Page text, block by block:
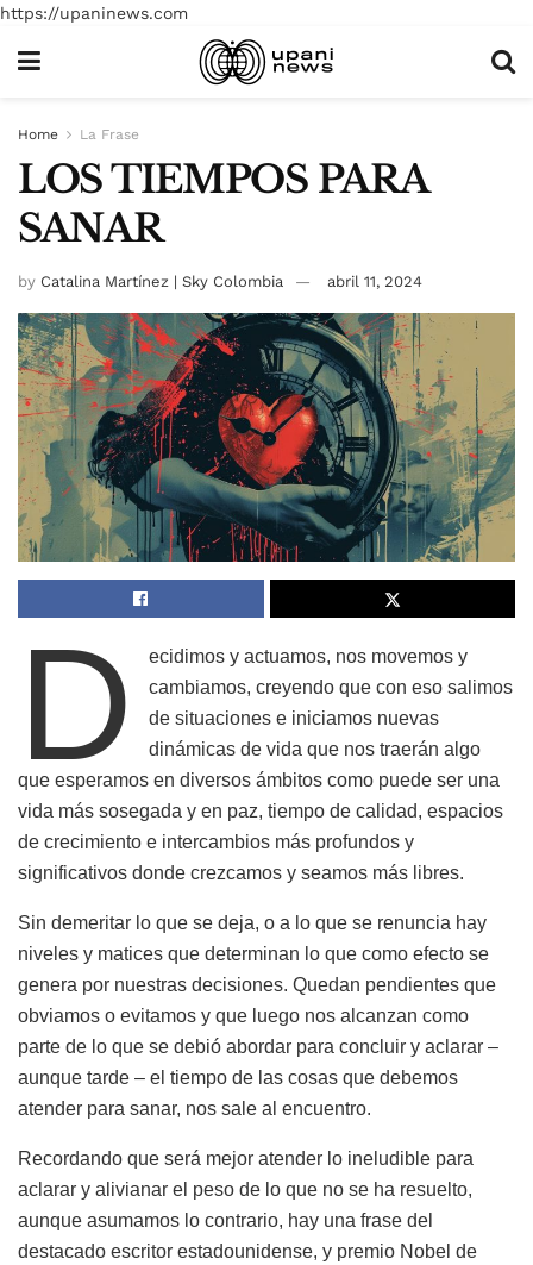
https://upaninews.com
Home La Frase
LOS TIEMPOS PARA
SANAR
by Catalina Martínez | Sky Colombia abril 11, 2024
D
ecidimos y actuamos, nos movemos y
cambiamos, creyendo que con eso salimos
de situaciones e iniciamos nuevas
dinámicas de vida que nos traerán algo
que esperamos en diversos ámbitos como puede ser una
vida más sosegada y en paz, tiempo de calidad, espacios
de crecimiento e intercambios más profundos y
significativos donde crezcamos y seamos más libres.
Sin demeritar lo que se deja, o a lo que se renuncia hay
niveles y matices que determinan lo que como efecto se
genera por nuestras decisiones. Quedan pendientes que
obviamos o evitamos y que luego nos alcanzan como
parte de lo que se debió abordar para concluir y aclarar –
aunque tarde – el tiempo de las cosas que debemos
atender para sanar, nos sale al encuentro.
Recordando que será mejor atender lo ineludible para
aclarar y alivianar el peso de lo que no se ha resuelto,
aunque asumamos lo contrario, hay una frase del
destacado escritor estadounidense, y premio Nobel de